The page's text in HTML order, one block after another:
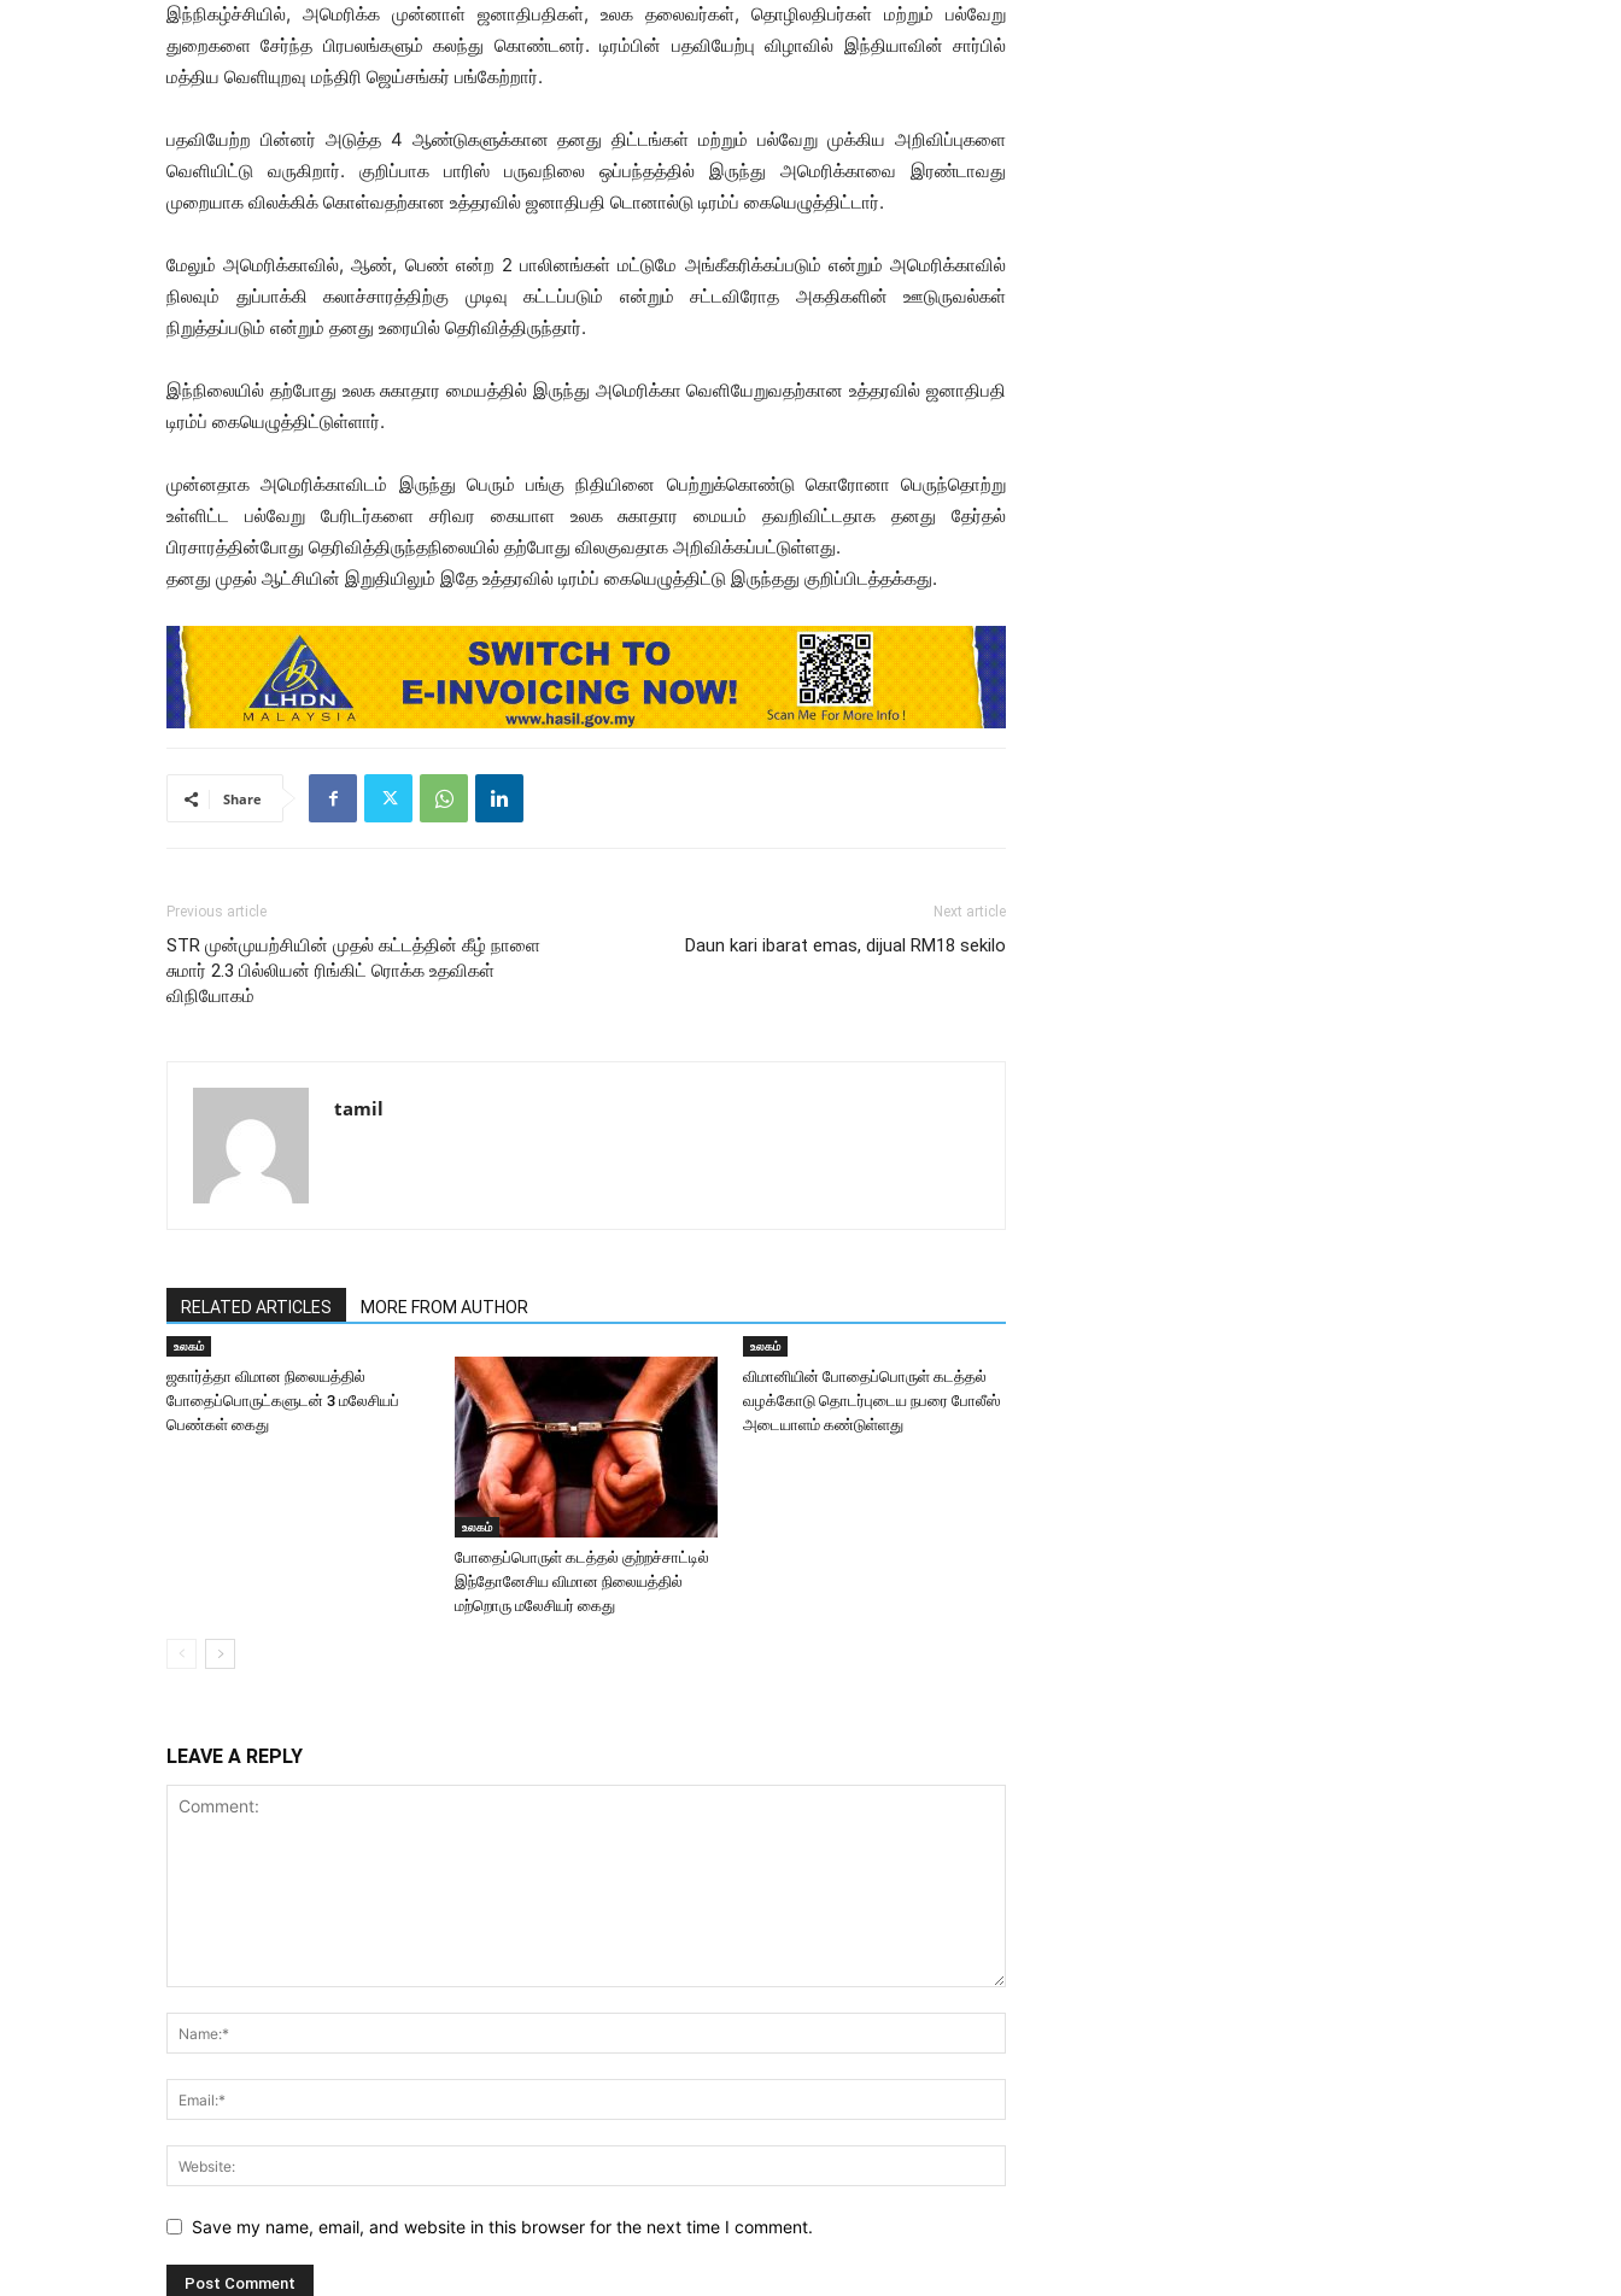
இந்நிகழ்ச்சியில், அமெரிக்க முன்னாள் ஜனாதிபதிகள், உலக தலைவர்கள், தொழிலதிபர்கள் மற்றும் பல்வேறு
துறைகளை சேர்ந்த பிரபலங்களும் கலந்து கொண்டனர். டிரம்பின் பதவியேற்பு விழாவில் இந்தியாவின் சார்பில்
மத்திய வெளியுறவு மந்திரி ஜெய்சங்கர் பங்கேற்றார்.
பதவியேற்ற பின்னர் அடுத்த 4 ஆண்டுகளுக்கான தனது திட்டங்கள் மற்றும் பல்வேறு முக்கிய அறிவிப்புகளை
வெளியிட்டு வருகிறார். குறிப்பாக பாரிஸ் பருவநிலை ஒப்பந்தத்தில் இருந்து அமெரிக்காவை இரண்டாவது
முறையாக விலக்கிக் கொள்வதற்கான உத்தரவில் ஜனாதிபதி டொனால்டு டிரம்ப் கையெழுத்திட்டார்.
மேலும் அமெரிக்காவில், ஆண், பெண் என்ற 2 பாலினங்கள் மட்டுமே அங்கீகரிக்கப்படும் என்றும் அமெரிக்காவில்
நிலவும் துப்பாக்கி கலாச்சாரத்திற்கு முடிவு கட்டப்படும் என்றும் சட்டவிரோத அகதிகளின் ஊடுருவல்கள்
நிறுத்தப்படும் என்றும் தனது உரையில் தெரிவித்திருந்தார்.
இந்நிலையில் தற்போது உலக சுகாதார மையத்தில் இருந்து அமெரிக்கா வெளியேறுவதற்கான உத்தரவில் ஜனாதிபதி
டிரம்ப் கையெழுத்திட்டுள்ளார்.
முன்னதாக அமெரிக்காவிடம் இருந்து பெரும் பங்கு நிதியினை பெற்றுக்கொண்டு கொரோனா பெருந்தொற்று
உள்ளிட்ட பல்வேறு பேரிடர்களை சரிவர கையாள உலக சுகாதார மையம் தவறிவிட்டதாக தனது தேர்தல்
பிரசாரத்தின்போது தெரிவித்திருந்தநிலையில் தற்போது விலகுவதாக அறிவிக்கப்பட்டுள்ளது.
தனது முதல் ஆட்சியின் இறுதியிலும் இதே உத்தரவில் டிரம்ப் கையெழுத்திட்டு இருந்தது குறிப்பிடத்தக்கது.
Share
Previous article
STR முன்முயற்சியின் முதல் கட்டத்தின் கீழ் நாளை
சுமார் 2.3 பில்லியன் ரிங்கிட் ரொக்க உதவிகள்
விநியோகம்
Next article
Daun kari ibarat emas, dijual RM18 sekilo
tamil
RELATED ARTICLES MORE FROM AUTHOR
உலகம்
ஜகார்த்தா விமான நிலையத்தில்
போதைப்பொருட்களுடன் 3 மலேசியப்
பெண்கள் கைது
உலகம்
போதைப்பொருள் கடத்தல் குற்றச்சாட்டில்
இந்தோனேசிய விமான நிலையத்தில்
மற்றொரு மலேசியர் கைது
உலகம்
விமானியின் போதைப்பொருள் கடத்தல்
வழக்கோடு தொடர்புடைய நபரை போலீஸ்
அடையாளம் கண்டுள்ளது
LEAVE A REPLY
Save my name, email, and website in this browser for the next time I comment.